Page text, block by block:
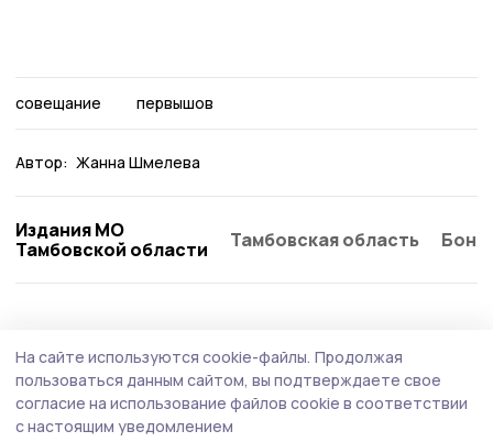
совещание первышов
Автор: Жанна Шмелева
Издания МО
Тамбовской области
Тамбовская область
«Я поняла, что не одна»: мать героев СВО
из Петровского округа посетила святые
места Пскова
На сайте используются cookie-файлы. Продолжая
пользоваться данным сайтом, вы подтверждаете свое
согласие на использование файлов cookie в соответствии
с настоящим уведомлением